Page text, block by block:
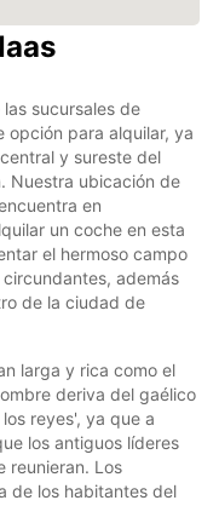
sucursales de
opción para alquilar, ya
y sureste del
Nuestra ubicación de
en
un coche en esta
el hermoso campo
además
de la ciudad de
larga y rica como el
deriva del gaélico
reyes', ya que a
los antiguos líderes
reunieran. Los
de los habitantes del